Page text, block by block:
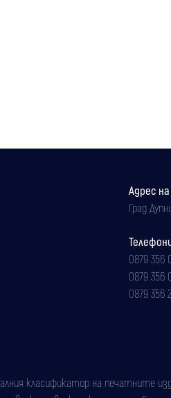
Адрес на
Град
0879 356
0879 356
0879 356
класификатор на печатните